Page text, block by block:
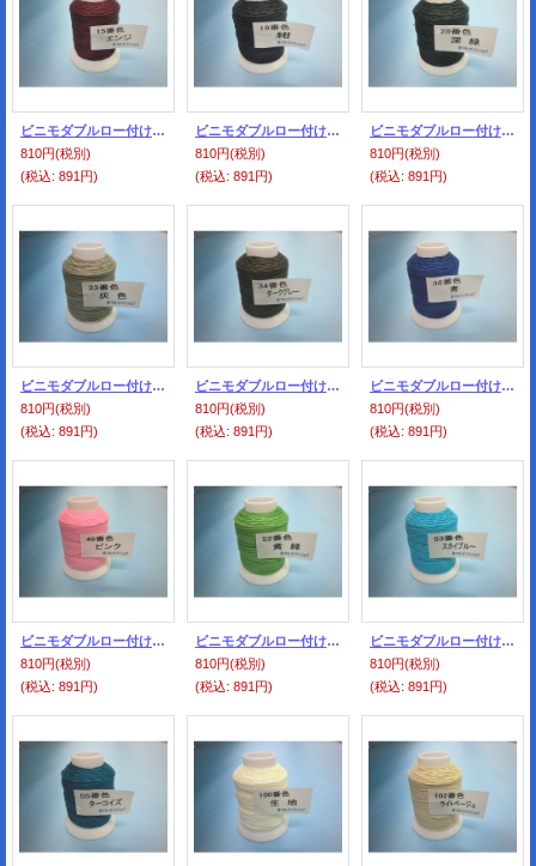
ビニモダブルロー付け ０番手 15番色・エンジ
810円(税別)
(税込: 891円)
ビニモダブルロー付け ０番手 18番色・紺
810円(税別)
(税込: 891円)
ビニモダブルロー付け ０番手 28番色・深緑
810円(税別)
(税込: 891円)
ビニモダブルロー付け ０番手 33番色・灰色
810円(税別)
(税込: 891円)
ビニモダブルロー付け ０番手 34番色・ダークグレー
810円(税別)
(税込: 891円)
ビニモダブルロー付け ０番手 36番色・青
810円(税別)
(税込: 891円)
ビニモダブルロー付け ０番手 46番色・ピンク
810円(税別)
(税込: 891円)
ビニモダブルロー付け ０番手 52番色・黄緑
810円(税別)
(税込: 891円)
ビニモダブルロー付け ０番手 53番色・スカイブルー
810円(税別)
(税込: 891円)